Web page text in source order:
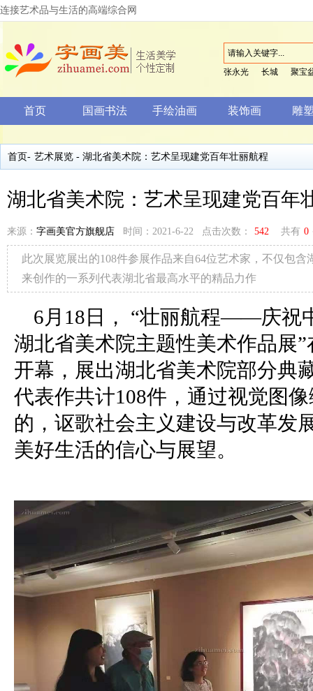
连接艺术品与生活的高端综合网
张永光 长城 聚宝
首页 国画书法 手绘油画 装饰画 雕
首页- 艺术展览 - 湖北省美术院：艺术呈现建党百年壮丽航程
湖北省美术院：艺术呈现建党百年
来源： 字画美官方旗舰店 时间：2021-6-22 点击次数： 542 共有 0
此次展览展出的108件参展作品来自64位艺术家，不仅包
来创作的一系列代表湖北省最高水平的精品力作
6月18日， “壮丽航程——庆祝
湖北省美术院主题性美术作品展
开幕，展出湖北省美术院部分典
代表作共计108件，通过视觉图
的，讴歌社会主义建设与改革发
美好生活的信心与展望。